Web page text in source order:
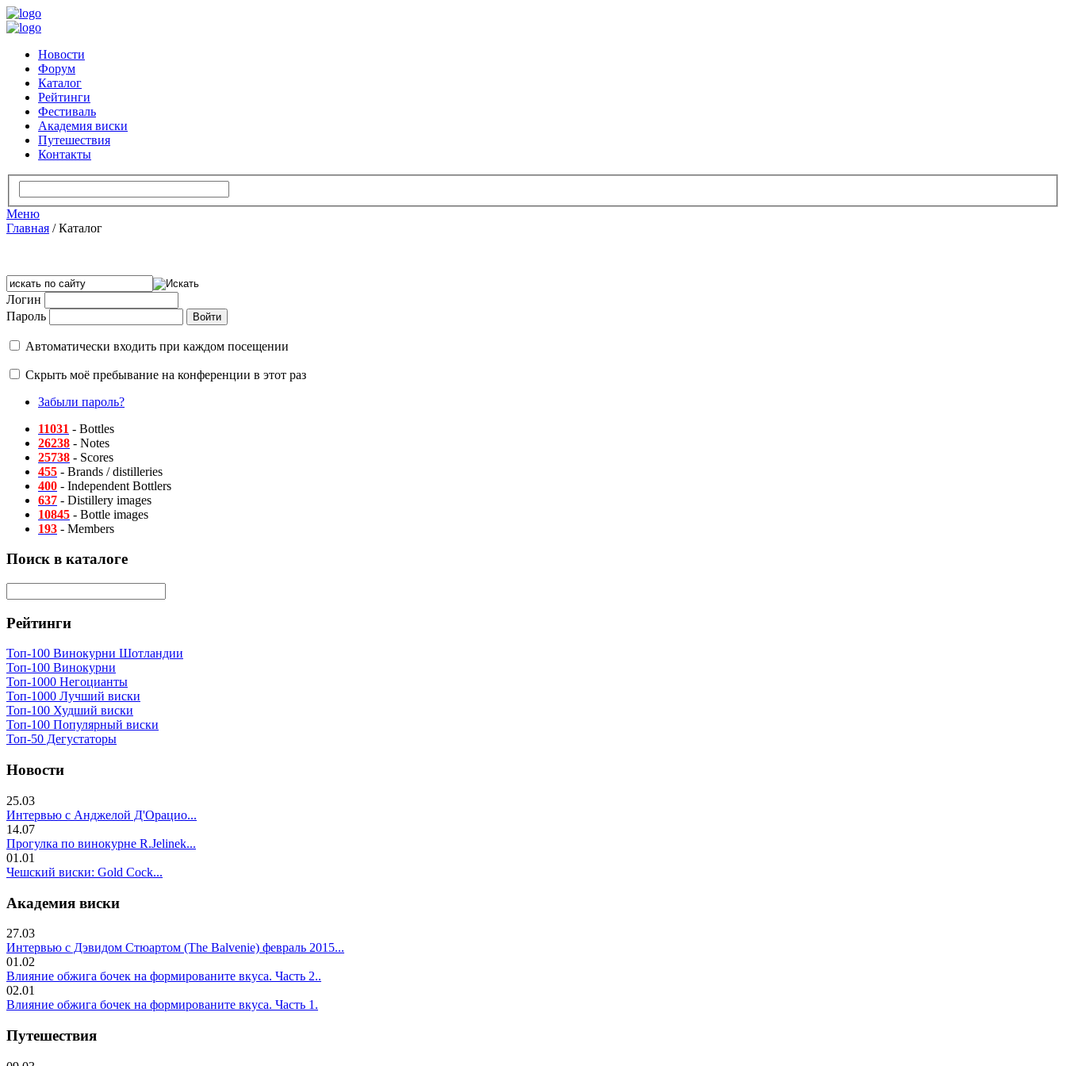
Новости
Форум
Каталог
Рейтинги
Фестиваль
Академия виски
Путешествия
Контакты
Меню
Главная /Каталог
Логин
Пароль
Автоматически входить при каждом посещении
Скрыть моё пребывание на конференции в этот раз
Забыли пароль?
11031 - Bottles
26238 - Notes
25738 - Scores
455 - Brands / distilleries
400 - Independent Bottlers
637 - Distillery images
10845 - Bottle images
193 - Members
Поиск в каталоге
Рейтинги
Топ-100 Винокурни Шотландии
Топ-100 Винокурни
Топ-1000 Негоцианты
Топ-1000 Лучший виски
Топ-100 Худший виски
Топ-100 Популярный виски
Топ-50 Дегустаторы
Новости
25.03
Интервью с Анджелой Д'Орацио...
14.07
Прогулка по винокурне R.Jelinek...
01.01
Чешский виски: Gold Cock...
Академия виски
27.03
Интервью с Дэвидом Стюартом (The Balvenie) февраль 2015...
01.02
Влияние обжига бочек на формированите вкуса. Часть 2..
02.01
Влияние обжига бочек на формированите вкуса. Часть 1.
Путешествия